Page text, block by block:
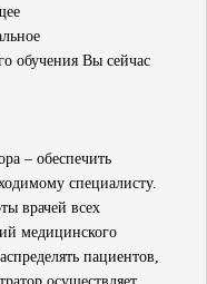
обучения Вы сейчас
– обеспечить
специалисту.
врачей всех
медицинского
пациентов,